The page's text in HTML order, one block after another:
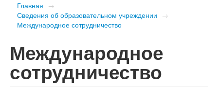
Главная →
Сведения об образовательном учреждении →
Международное сотрудничество
Международное
сотрудничество